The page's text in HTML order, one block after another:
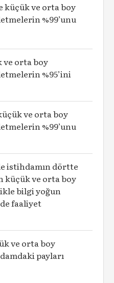
küçük ve orta boy
%99’unu
ve orta boy
%95’ini
ve orta boy
%99’unu
istihdamın dörtte
küçük ve orta boy
bilgi yoğun
faaliyet
ve orta boy
payları